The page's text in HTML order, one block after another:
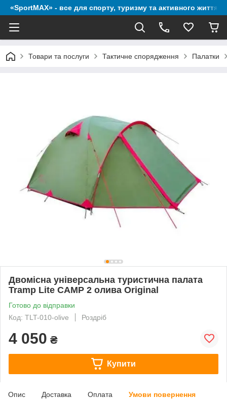
«SportMAX» - все для спорту, туризму та активного життя
Товари та послуги Тактичне спорядження Палатки
Двомісна універсальна туристична палата
Tramp Lite CAMP 2 олива Original
Готово до відправки
Код: TLT-010-olive
Роздріб
4 050 ₴
Купити
Опис Доставка Оплата Умови повернення